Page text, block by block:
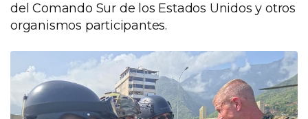
del Comando Sur de los Estados Unidos y otros
organismos participantes.